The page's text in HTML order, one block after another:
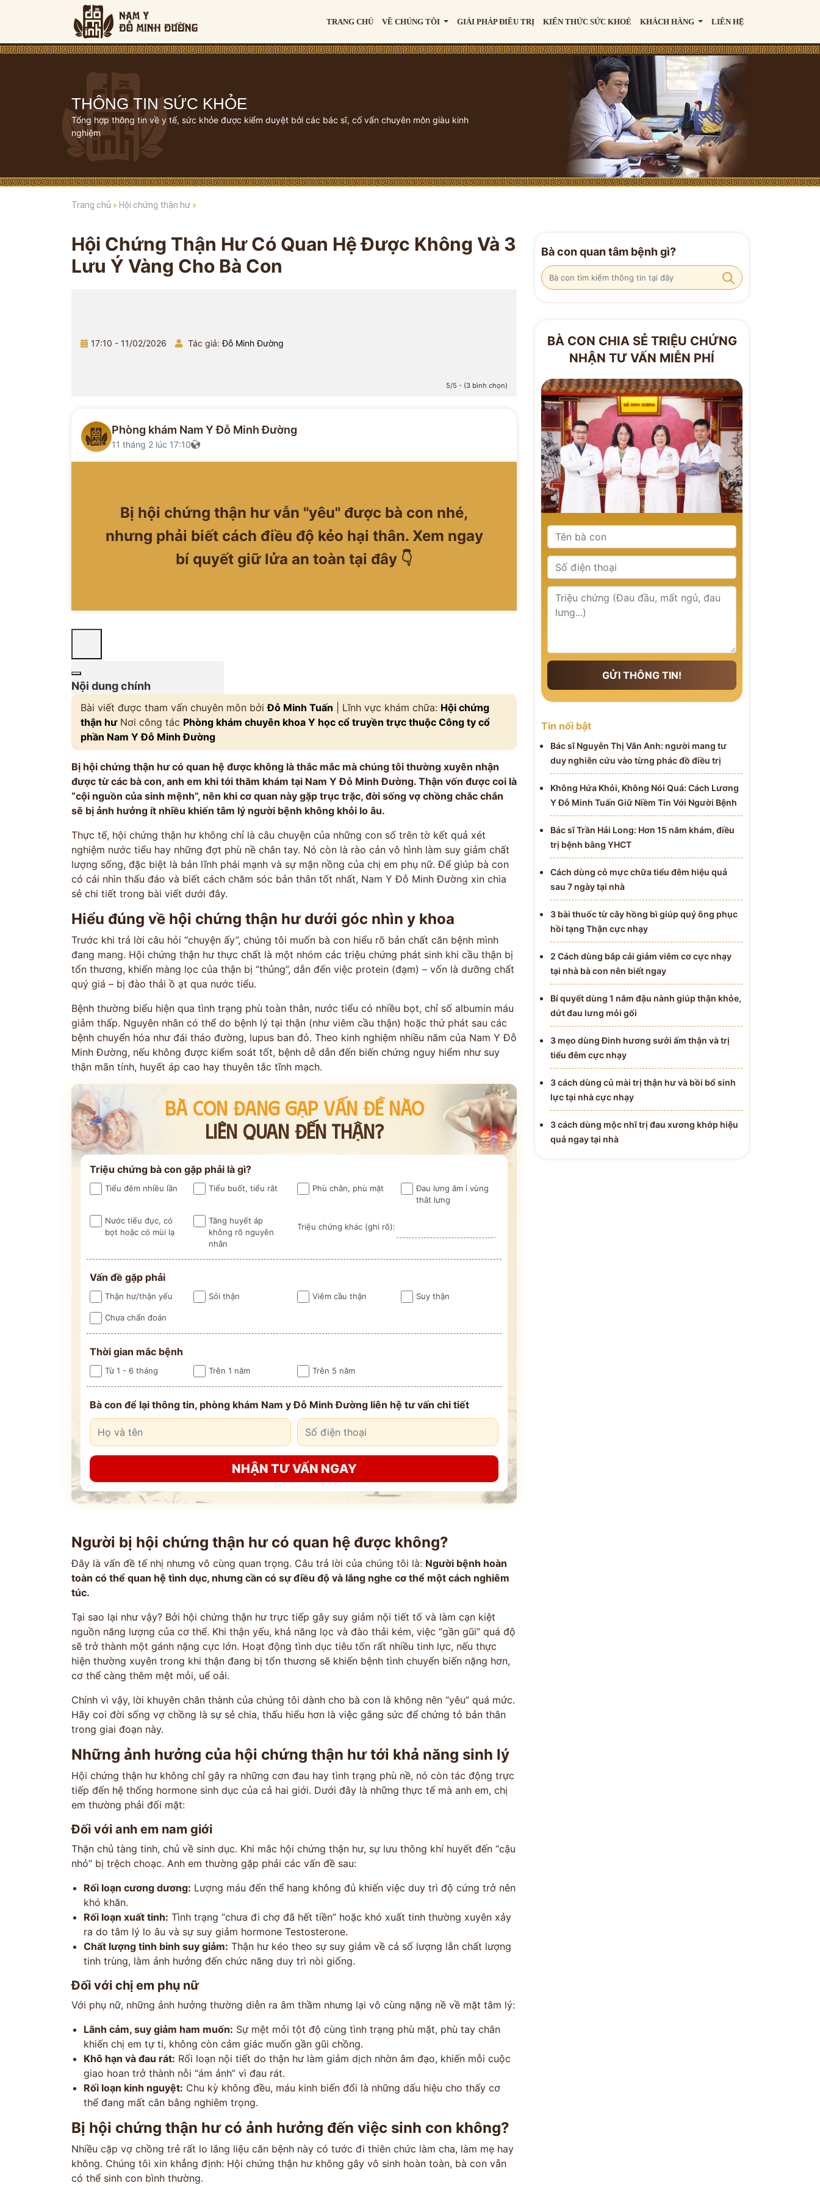
TRANG CHỦ VỀ CHÚNG TÔI GIẢI PHÁP ĐIỀU TRỊ KIẾN THỨC SỨC KHOẺ KHÁCH HÀNG LIÊN HỆ
THÔNG TIN SỨC KHỎE
Tổng hợp thông tin về y tế, sức khỏe được kiểm duyệt bởi các bác sĩ, cố vấn chuyên môn giàu kinh
nghiệm
Trang chủ » Hội chứng thận hư »
Hội Chứng Thận Hư Có Quan Hệ Được Không Và 3
Lưu Ý Vàng Cho Bà Con
17:10 - 11/02/2026 Tác giả:Đỗ Minh Đường
5/5 - (3 bình chọn)
Phòng khám Nam Y Đỗ Minh Đường
11 tháng 2 lúc 17:10
Bị hội chứng thận hư vẫn "yêu" được bà con nhé,
nhưng phải biết cách điều độ kẻo hại thân. Xem ngay
bí quyết giữ lửa an toàn tại đây 👇
Nội dung chính
Bài viết được tham vấn chuyên môn bởiĐỗ Minh Tuấn | Lĩnh vực khám chữa: Hội chứng
thận hưNơi công tác Phòng khám chuyên khoa Y học cổ truyền trực thuộc Công ty cổ
phần Nam Y Đỗ Minh Đường
Bị hội chứng thận hư có quan hệ được không là thắc mắc mà chúng tôi thường xuyên nhận
được từ các bà con, anh em khi tới thăm khám tại Nam Y Đỗ Minh Đường. Thận vốn được coi là
“cội nguồn của sinh mệnh”, nên khi cơ quan này gặp trục trặc, đời sống vợ chồng chắc chắn
sẽ bị ảnh hưởng ít nhiều khiến tâm lý người bệnh không khỏi lo âu.
Thực tế, hội chứng thận hư không chỉ là câu chuyện của những con số trên tờ kết quả xét
nghiệm nước tiểu hay những đợt phù nề chân tay. Nó còn là rào cản vô hình làm suy giảm chất
lượng sống, đặc biệt là bản lĩnh phái mạnh và sự mặn nồng của chị em phụ nữ. Để giúp bà con
có cái nhìn thấu đáo và biết cách chăm sóc bản thân tốt nhất, Nam Y Đỗ Minh Đường xin chia
sẻ chi tiết trong bài viết dưới đây.
Hiểu đúng về hội chứng thận hư dưới góc nhìn y khoa
Trước khi trả lời câu hỏi “chuyện ấy”, chúng tôi muốn bà con hiểu rõ bản chất căn bệnh mình
đang mang. Hội chứng thận hư thực chất là một nhóm các triệu chứng phát sinh khi cầu thận bị
tổn thương, khiến màng lọc của thận bị “thủng”, dẫn đến việc protein (đạm) – vốn là dưỡng chất
quý giá – bị đào thải ồ ạt qua nước tiểu.
Bệnh thường biểu hiện qua tình trạng phù toàn thân, nước tiểu có nhiều bọt, chỉ số albumin máu
giảm thấp. Nguyên nhân có thể do bệnh lý tại thận (như viêm cầu thận) hoặc thứ phát sau các
bệnh chuyển hóa như đái tháo đường, lupus ban đỏ. Theo kinh nghiệm nhiều năm của Nam Y Đỗ
Minh Đường, nếu không được kiểm soát tốt, bệnh dễ dẫn đến biến chứng nguy hiểm như suy
thận mãn tính, huyết áp cao hay thuyên tắc tĩnh mạch.
BÀ CON ĐANG GẶP VẤN ĐỀ NÀO
LIÊN QUAN ĐẾN THẬN?
Triệu chứng bà con gặp phải là gì?
Tiểu đêm nhiều lần Tiểu buốt, tiểu rắt Phù chân, phù mặt
Đau lưng âm ỉ vùng
thắt lưng
Nước tiểu đục, có
bọt hoặc có mùi lạ
Tăng huyết áp
không rõ nguyên
nhân
Triệu chứng khác (ghi rõ):
Vấn đề gặp phải
Thận hư/thận yếu Sỏi thận Viêm cầu thận Suy thận
Chưa chẩn đoán
Thời gian mắc bệnh
Từ 1 - 6 tháng Trên 1 năm Trên 5 năm
Bà con để lại thông tin, phòng khám Nam y Đỗ Minh Đường liên hệ tư vấn chi tiết
NHẬN TƯ VẤN NGAY
Người bị hội chứng thận hư có quan hệ được không?
Đây là vấn đề tế nhị nhưng vô cùng quan trọng. Câu trả lời của chúng tôi là: Người bệnh hoàn
toàn có thể quan hệ tình dục, nhưng cần có sự điều độ và lắng nghe cơ thể một cách nghiêm
túc.
Tại sao lại như vậy? Bởi hội chứng thận hư trực tiếp gây suy giảm nội tiết tố và làm cạn kiệt
nguồn năng lượng của cơ thể. Khi thận yếu, khả năng lọc và đào thải kém, việc “gần gũi” quá độ
sẽ trở thành một gánh nặng cực lớn. Hoạt động tình dục tiêu tốn rất nhiều tinh lực, nếu thực
hiện thường xuyên trong khi thận đang bị tổn thương sẽ khiến bệnh tình chuyển biến nặng hơn,
cơ thể càng thêm mệt mỏi, uể oải.
Chính vì vậy, lời khuyên chân thành của chúng tôi dành cho bà con là không nên “yêu” quá mức.
Hãy coi đời sống vợ chồng là sự sẻ chia, thấu hiểu hơn là việc gắng sức để chứng tỏ bản thân
trong giai đoạn này.
Những ảnh hưởng của hội chứng thận hư tới khả năng sinh lý
Hội chứng thận hư không chỉ gây ra những cơn đau hay tình trạng phù nề, nó còn tác động trực
tiếp đến hệ thống hormone sinh dục của cả hai giới. Dưới đây là những thực tế mà anh em, chị
em thường phải đối mặt:
Đối với anh em nam giới
Thận chủ tàng tinh, chủ về sinh dục. Khi mắc hội chứng thận hư, sự lưu thông khí huyết đến “cậu
nhỏ” bị trệch choạc. Anh em thường gặp phải các vấn đề sau:
Rối loạn cương dương: Lượng máu đến thể hang không đủ khiến việc duy trì độ cứng trở nên
khó khăn.
Rối loạn xuất tinh: Tình trạng “chưa đi chợ đã hết tiền” hoặc khó xuất tinh thường xuyên xảy
ra do tâm lý lo âu và sự suy giảm hormone Testosterone.
Chất lượng tinh binh suy giảm: Thận hư kéo theo sự suy giảm về cả số lượng lẫn chất lượng
tinh trùng, làm ảnh hưởng đến chức năng duy trì nòi giống.
Đối với chị em phụ nữ
Với phụ nữ, những ảnh hưởng thường diễn ra âm thầm nhưng lại vô cùng nặng nề về mặt tâm lý:
Lãnh cảm, suy giảm ham muốn: Sự mệt mỏi tột độ cùng tình trạng phù mặt, phù tay chân
khiến chị em tự ti, không còn cảm giác muốn gần gũi chồng.
Khô hạn và đau rát: Rối loạn nội tiết do thận hư làm giảm dịch nhờn âm đạo, khiến mỗi cuộc
giao hoan trở thành nỗi “ám ảnh” vì đau rát.
Rối loạn kinh nguyệt: Chu kỳ không đều, máu kinh biến đổi là những dấu hiệu cho thấy cơ
thể đang mất cân bằng nghiêm trọng.
Bị hội chứng thận hư có ảnh hưởng đến việc sinh con không?
Nhiều cặp vợ chồng trẻ rất lo lắng liệu căn bệnh này có tước đi thiên chức làm cha, làm mẹ hay
không. Chúng tôi xin khẳng định: Hội chứng thận hư không gây vô sinh hoàn toàn, bà con vẫn
có thể sinh con bình thường.
Bà con quan tâm bệnh gì?
BÀ CON CHIA SẺ TRIỆU CHỨNG
NHẬN TƯ VẤN MIỄN PHÍ
GỬI THÔNG TIN!
Tin nổi bật
Bác sĩ Nguyễn Thị Vân Anh: người mang tư
duy nghiên cứu vào từng phác đồ điều trị
Không Hứa Khỏi, Không Nói Quá: Cách Lương
Y Đỗ Minh Tuấn Giữ Niềm Tin Với Người Bệnh
Bác sĩ Trần Hải Long: Hơn 15 năm khám, điều
trị bệnh bằng YHCT
Cách dùng cỏ mực chữa tiểu đêm hiệu quả
sau 7 ngày tại nhà
3 bài thuốc từ cây hồng bì giúp quý ông phục
hồi tạng Thận cực nhạy
2 Cách dùng bắp cải giảm viêm cơ cực nhạy
tại nhà bà con nên biết ngay
Bí quyết dùng 1 nắm đậu nành giúp thận khỏe,
dứt đau lưng mỏi gối
3 mẹo dùng Đinh hương sưởi ấm thận và trị
tiểu đêm cực nhạy
3 cách dùng củ mài trị thận hư và bồi bổ sinh
lực tại nhà cực nhạy
3 cách dùng mộc nhĩ trị đau xương khớp hiệu
quả ngay tại nhà
ĐĂNG KÝ TƯ VẤN
THĂM KHÁM
CÙNG CHUYÊN GIA Y HỌC CỔ TRUYỀN
nghiệm
*
*
ĐĂNG KÝ TƯ VẤN »
Thông tin của bạn được bảo mật và chỉ sử dụng cho mục đích tư vấn.